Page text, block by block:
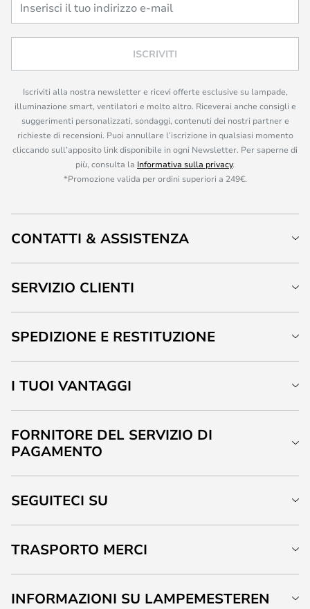
ISCRIVITI
Iscriviti alla nostra newsletter e ricevi offerte esclusive su lampade,
illuminazione smart, ventilatori e molto altro. Riceverai anche consigli e
suggerimenti personalizzati, sondaggi, contenuti dei nostri partner e
richieste di recensioni. Puoi annullare l’iscrizione in qualsiasi momento
cliccando sull’apposito link disponibile in ogni Newsletter. Per saperne di
più, consulta la Informativa sulla privacy.
*Promozione valida per ordini superiori a 249€.
CONTATTI & ASSISTENZA
SERVIZIO CLIENTI
SPEDIZIONE E RESTITUZIONE
I TUOI VANTAGGI
FORNITORE DEL SERVIZIO DI
PAGAMENTO
SEGUITECI SU
TRASPORTO MERCI
INFORMAZIONI SU LAMPEMESTEREN